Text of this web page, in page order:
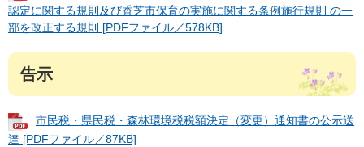
認定に関する規則及び香芝市保育の実施に関する条例施行規則 の一
部を改正する規則 [PDFファイル／578KB]
告示
市民税・県民税・森林環境税税額決定（変更）通知書の公示送
達 [PDFファイル／87KB]